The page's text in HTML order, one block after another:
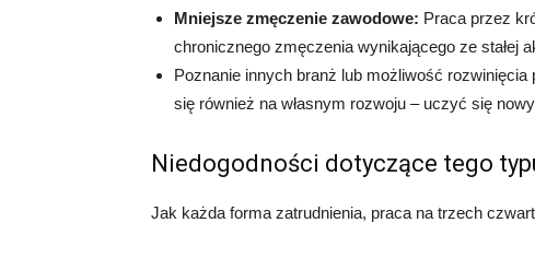
Mniejsze zmęczenie zawodowe: Praca przez
chronicznego zmęczenia wynikającego ze stałej
Poznanie innych branż lub możliwość
się również na własnym rozwoju – uczyć się
Niedogodności dotyczące tego
Jak każda forma zatrudnienia, praca na trzech